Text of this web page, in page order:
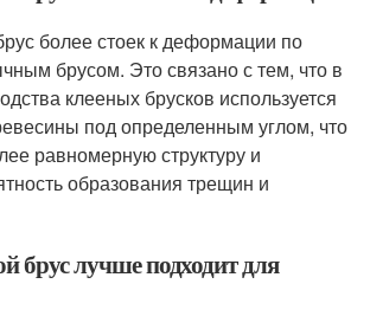
более стоек к деформации по
брусом. Это связано с тем, что в
клееных брусков используется
под определенным углом, что
равномерную структуру и
образования трещин и
брус лучше подходит для